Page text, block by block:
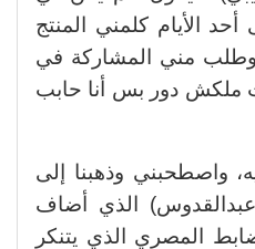
الأيام كلمني المنتج
مني المشاركة في
ملكش دور بس أنا حابب
واصطحبني وذهبنا إلى
عبدالقدوس) الذي أضاف
المصري الذي يتنكر